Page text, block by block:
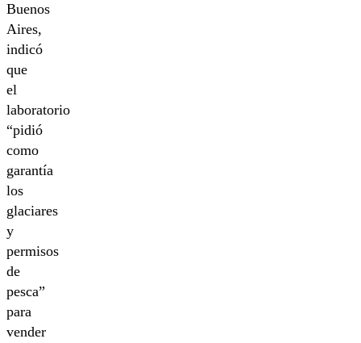
Buenos
Aires,
indicó
que
el
laboratorio
“pidió
como
garantía
los
glaciares
y
permisos
de
pesca”
para
vender